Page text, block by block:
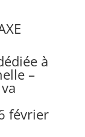
à
–
février